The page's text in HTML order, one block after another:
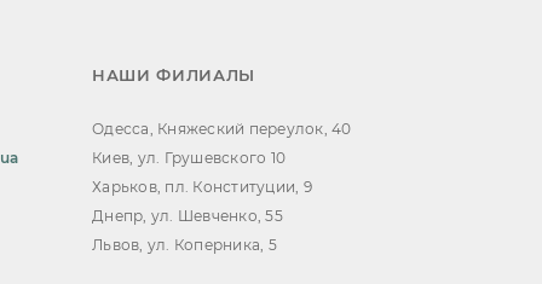
НАШИ ФИЛИАЛЫ
Одесса, Княжеский переулок, 40
Киев, ул. Грушевского 10
Харьков, пл. Конституции, 9
Днепр, ул. Шевченко, 55
Львов, ул. Коперника, 5